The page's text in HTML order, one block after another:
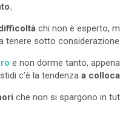
chi non è esperto,
tenere sotto considerazione.
e non dorme tanto,
c’è la tendenza a
che non si spargono in